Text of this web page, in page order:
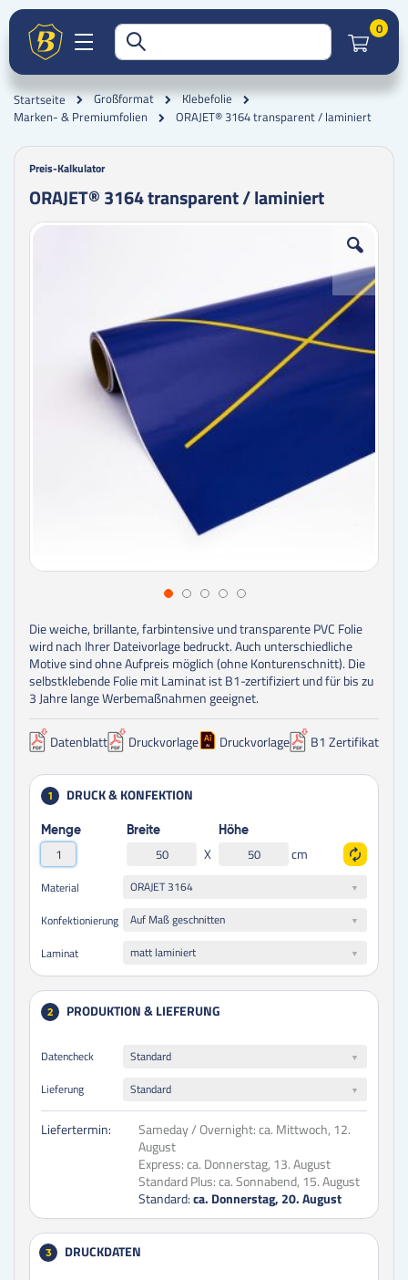
0
Startseite Großformat
Klebefolie
Marken- & Premiumfolien
ORAJET® 3164 transparent / laminiert
Preis-Kalkulator
ORAJET® 3164 transparent / laminiert
Zum
Zum
Die weiche, brillante, farbintensive und transparente PVC Folie
wird nach Ihrer Dateivorlage bedruckt. Auch unterschiedliche
Motive sind ohne Aufpreis möglich (ohne Konturenschnitt). Die
selbstklebende Folie mit Laminat ist B1-zertifiziert und für bis zu
3 Jahre lange Werbemaßnahmen geeignet.
Datenblatt Druckvorlage Druckvorlage B1 Zertifikat
1 DRUCK & KONFEKTION
Menge Breite
X
Höhe
cm
Material
ORAJET 3164
Konfektionierung
Auf Maß geschnitten
Laminat
matt laminiert
2 PRODUKTION & LIEFERUNG
Datencheck
Standard
Lieferung
Standard
Liefertermin: Sameday / Overnight:ca. Mittwoch, 12.
August
Express:ca. Donnerstag, 13. August
Standard Plus:ca. Sonnabend, 15. August
Standard:ca. Donnerstag, 20. August
3 DRUCKDATEN